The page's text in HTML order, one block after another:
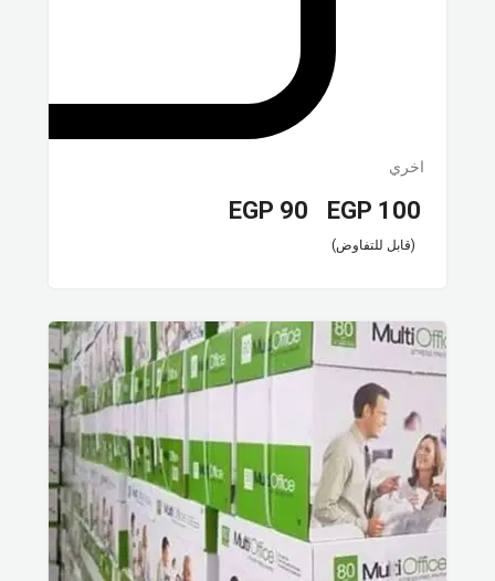
اخري
EGP 90 EGP 100
(قابل للتفاوض)